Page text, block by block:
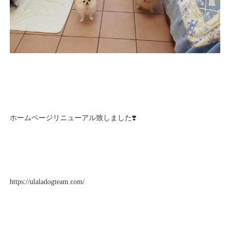
ホームページリニューアル致しました❣️
https://ulaladogteam.com/